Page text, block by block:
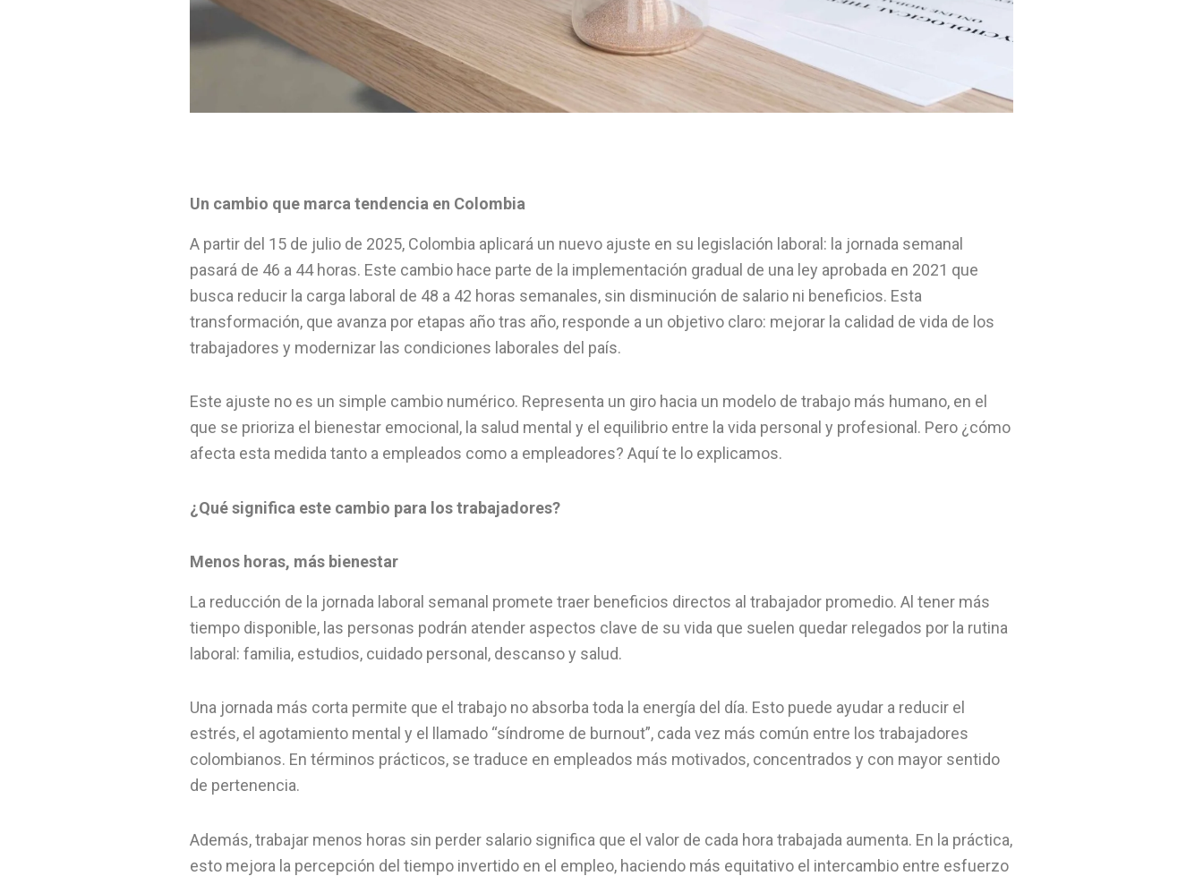
Un cambio que marca tendencia en Colombia
A partir del 15 de julio de 2025, Colombia aplicará un nuevo ajuste en su legislación laboral: la jornada semanal
pasará de 46 a 44 horas. Este cambio hace parte de la implementación gradual de una ley aprobada en 2021 que
busca reducir la carga laboral de 48 a 42 horas semanales, sin disminución de salario ni beneficios. Esta
transformación, que avanza por etapas año tras año, responde a un objetivo claro: mejorar la calidad de vida de los
trabajadores y modernizar las condiciones laborales del país.
Este ajuste no es un simple cambio numérico. Representa un giro hacia un modelo de trabajo más humano, en el
que se prioriza el bienestar emocional, la salud mental y el equilibrio entre la vida personal y profesional. Pero ¿cómo
afecta esta medida tanto a empleados como a empleadores? Aquí te lo explicamos.
¿Qué significa este cambio para los trabajadores?
Menos horas, más bienestar
La reducción de la jornada laboral semanal promete traer beneficios directos al trabajador promedio. Al tener más
tiempo disponible, las personas podrán atender aspectos clave de su vida que suelen quedar relegados por la rutina
laboral: familia, estudios, cuidado personal, descanso y salud.
Una jornada más corta permite que el trabajo no absorba toda la energía del día. Esto puede ayudar a reducir el
estrés, el agotamiento mental y el llamado “síndrome de burnout”, cada vez más común entre los trabajadores
colombianos. En términos prácticos, se traduce en empleados más motivados, concentrados y con mayor sentido
de pertenencia.
Además, trabajar menos horas sin perder salario significa que el valor de cada hora trabajada aumenta. En la práctica,
esto mejora la percepción del tiempo invertido en el empleo, haciendo más equitativo el intercambio entre esfuerzo